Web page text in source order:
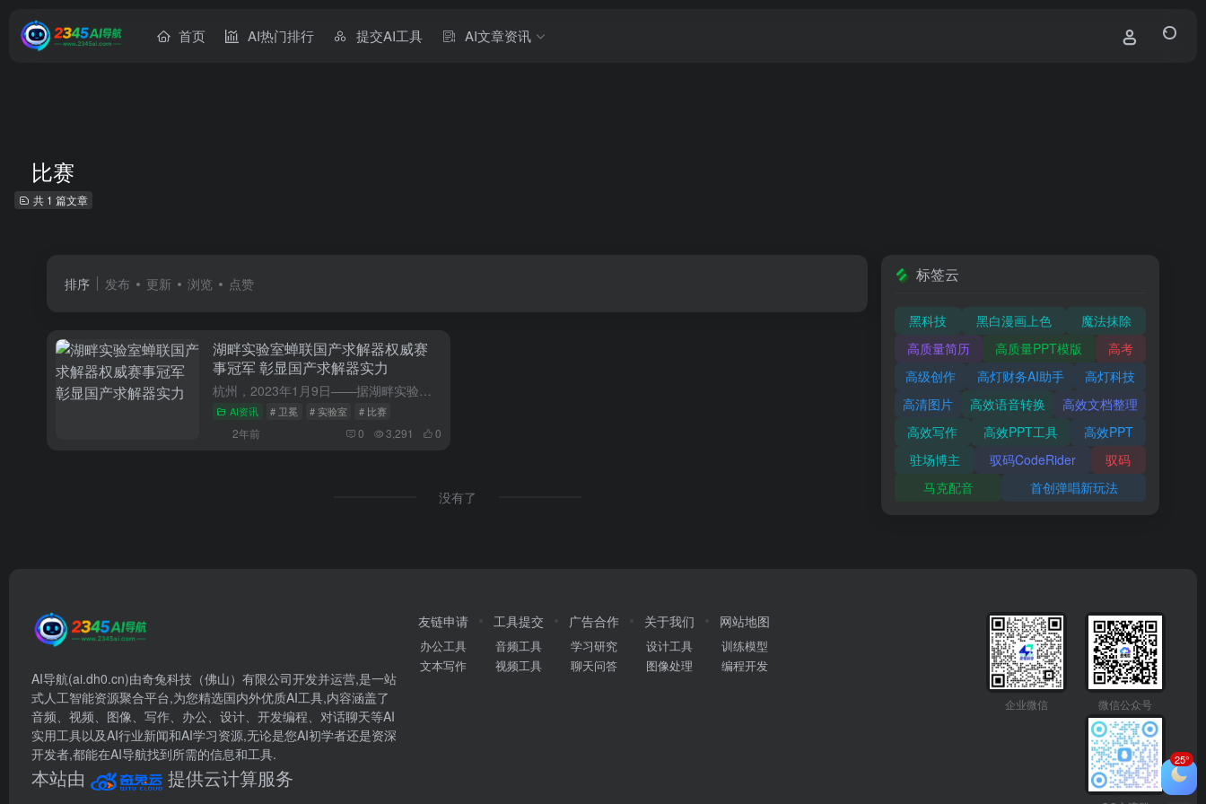
首页 AI热门排行 提交AI工具 AI文章资讯
比赛
共 1 篇文章
排序 发布 更新 浏览 点赞
湖畔实验室蝉联国产求解器权威赛
事冠军 彰显国产求解器实力
杭州，2023年1月9日——据湖畔实验室，达摩院，1月9日消息，在工业和信息化部产业发展促进中心等单位主办的第二届能源电子产业创新大赛上，湖畔实验室，达摩院，自主研发的敏迭求解器，下称敏迭，斩获国产求...
AI资讯 # 卫冕 # 实验室 # 比赛
2年前 0 3,291 0
没有了
标签云
黑科技 黑白漫画上色
魔法抹除
高质量简历
高质量PPT模版
高考
高级创作
高灯财务AI助手
高灯科技
高清图片
高效语音转换
高效文档整理
高效写作
高效PPT工具
高效PPT
驻场博主
驭码CodeRider
驭码
马克配音
首创弹唱新玩法
AI导航(ai.dh0.cn)由奇兔科技（佛山）有限公司开发并运营,是一站
式人工智能资源聚合平台,为您精选国内外优质AI工具,内容涵盖了
音频、视频、图像、写作、办公、设计、开发编程、对话聊天等AI
实用工具以及AI行业新闻和AI学习资源,无论是您AI初学者还是资深
开发者,都能在AI导航找到所需的信息和工具.
本站由 提供云计算服务
友链申请
办公工具
文本写作
工具提交
音频工具
视频工具
广告合作
学习研究
聊天问答
关于我们
设计工具
图像处理
网站地图
训练模型
编程开发
企业微信 微信公众号
25°